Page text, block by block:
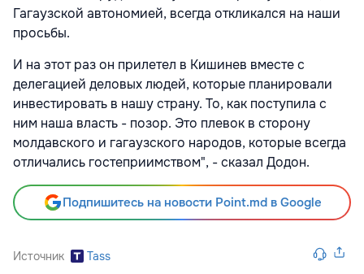
Гагаузской автономией, всегда откликался на наши
просьбы.
И на этот раз он прилетел в Кишинев вместе с
делегацией деловых людей, которые планировали
инвестировать в нашу страну. То, как поступила с
ним наша власть - позор. Это плевок в сторону
молдавского и гагаузского народов, которые всегда
отличались гостеприимством", - сказал Додон.
Подпишитесь на новости Point.md в Google
Источник Tass